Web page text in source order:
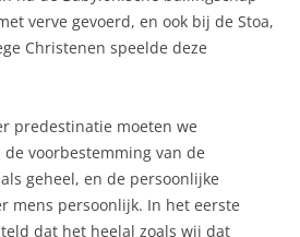
verve gevoerd, en ook bij de Stoa,
Christenen speelde deze
predestinatie moeten we
voorbestemming van de
geheel, en de persoonlijke
mens persoonlijk. In het eerste
dat het heelal zoals wij dat